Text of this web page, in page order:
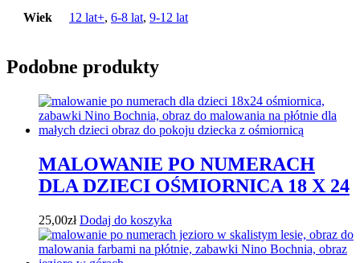
Wiek 12 lat+, 6-8 lat, 9-12 lat
Podobne produkty
MALOWANIE PO NUMERACH
DLA DZIECI OŚMIORNICA 18 X 24
25,00zł Dodaj do koszyka